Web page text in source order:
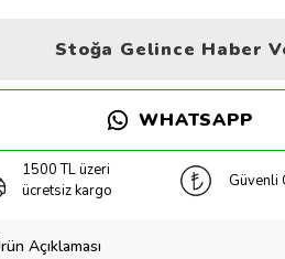
Stoğa Gelince Haber
WHATSAPP
1500 TL üzeri
ücretsiz kargo
Güvenli
Açıklaması